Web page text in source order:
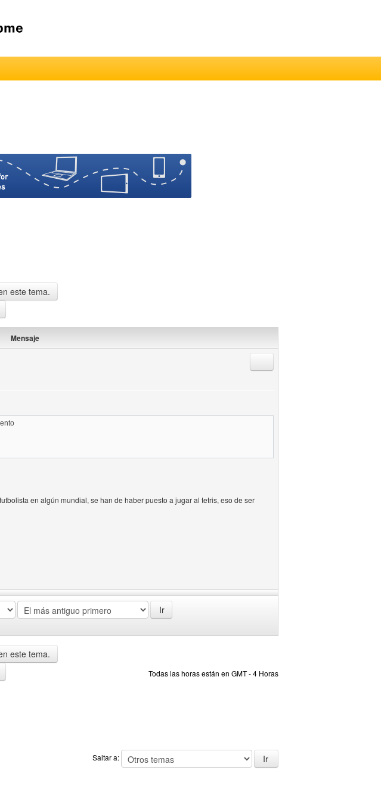
este tema.
Mensaje
en algún mundial, se han de haber puesto a jugar al tetris, eso de ser
este tema.
Todas las horas están en GMT - 4 Horas
Saltar a: